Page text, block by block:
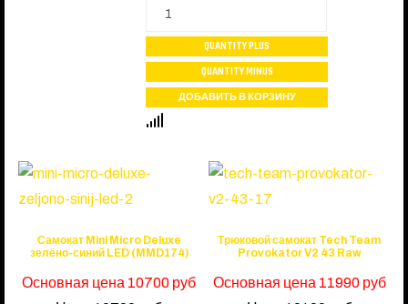
Самокат Mini Micro Deluxe
зелёно-синий LED (MMD174)
Основная цена 10700 руб
Трюковой самокат Tech Team
Provokator V2 43 Raw
Основная цена 11990 руб